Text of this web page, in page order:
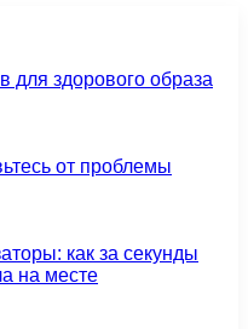
для здорового образа
от проблемы
как за секунды
на месте